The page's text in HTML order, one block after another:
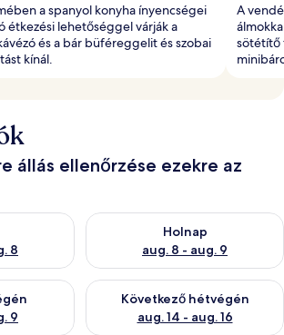
a spanyol konyha ínyencségei
étkezési lehetőséggel várják a
és a bár büféreggelit és szobai
kínál.
A
sötétítő
állás ellenőrzése ezekre az
8
állás ellenőrzése: aug. 7 - aug. 8
Holnap
aug. 8 - aug. 9
A holnapi rendelkezésre állás
9
állás ellenőrzése: aug. 7 -
Következő hétvégén
aug. 14 - aug. 16
A következő hétvégi